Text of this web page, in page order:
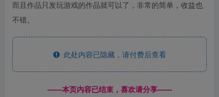
而且作品只发玩游戏的作品就可以了，非常的简单，收益也
不错。
此处内容已隐藏，请付费后查看
------本页内容已结束，喜欢请分享------